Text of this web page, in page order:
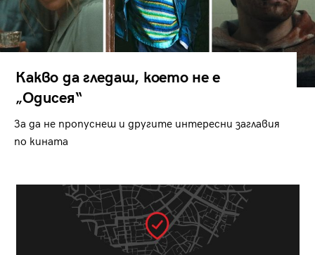
Какво да гледаш, което не е
„Одисея“
За да не пропуснеш и другите интересни заглавия
по кината